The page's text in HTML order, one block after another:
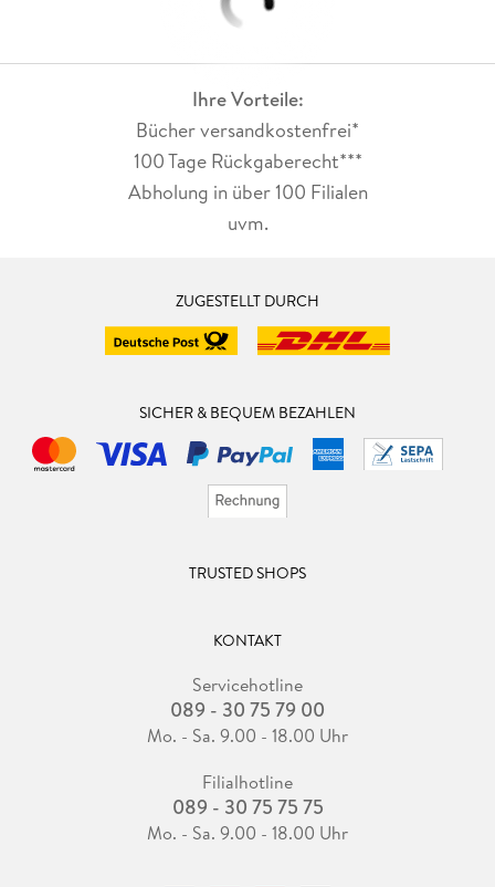
Ihre Vorteile:
Bücher versandkostenfrei*
100 Tage Rückgaberecht***
Abholung in über 100 Filialen
uvm.
ZUGESTELLT DURCH
SICHER & BEQUEM BEZAHLEN
TRUSTED SHOPS
KONTAKT
Servicehotline
089 - 30 75 79 00
Mo. - Sa. 9.00 - 18.00 Uhr
Filialhotline
089 - 30 75 75 75
Mo. - Sa. 9.00 - 18.00 Uhr